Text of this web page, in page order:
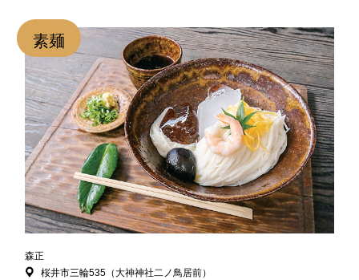
素麺
森正
桜井市三輪535（大神神社二ノ鳥居前）